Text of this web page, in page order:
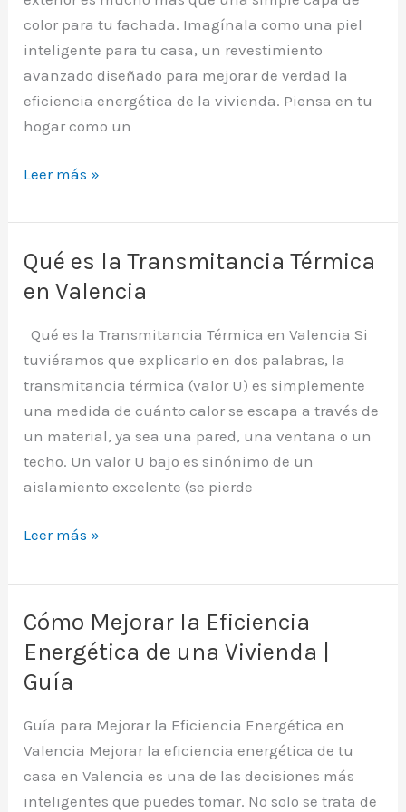
color para tu fachada. Imagínala como una piel
inteligente para tu casa, un revestimiento
avanzado diseñado para mejorar de verdad la
eficiencia energética de la vivienda. Piensa en tu
hogar como un
Pintura
termica
exterior
para
tu
casa:
Guía
Completa
Leer más »
Qué es la Transmitancia Térmica
en Valencia
Qué es la Transmitancia Térmica en Valencia Si
tuviéramos que explicarlo en dos palabras, la
transmitancia térmica (valor U) es simplemente
una medida de cuánto calor se escapa a través de
un material, ya sea una pared, una ventana o un
techo. Un valor U bajo es sinónimo de un
aislamiento excelente (se pierde
Qué
la
Transmitancia
Térmica
en
Valencia
Leer más »
Cómo Mejorar la Eficiencia
Energética de una Vivienda |
Guía
Guía para Mejorar la Eficiencia Energética en
Valencia Mejorar la eficiencia energética de tu
casa en Valencia es una de las decisiones más
inteligentes que puedes tomar. No solo se trata de